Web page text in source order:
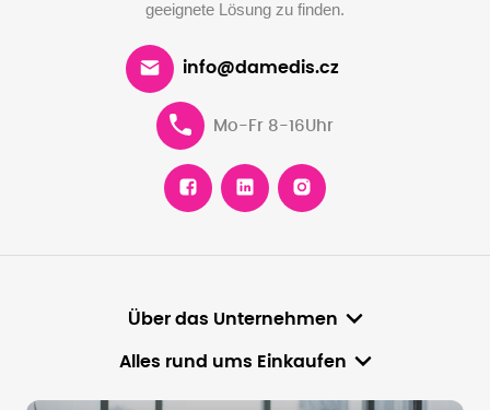
geeignete Lösung zu finden.
info@damedis.cz
Mo-Fr 8-16Uhr
Über das Unternehmen
Alles rund ums Einkaufen